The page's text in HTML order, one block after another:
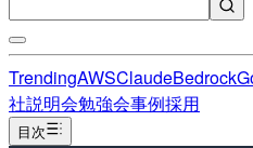
TrendingAWSClaudeBedrock
社説明会勉強会事例採用
目次